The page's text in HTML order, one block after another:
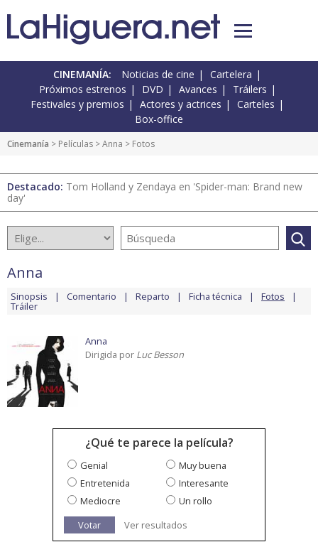
CINEMANÍA: Noticias de cine
Cartelera
Próximos estrenos
DVD Avances
Tráilers
Festivales y premios
Actores y actrices
Carteles
Box-office
Cinemanía > Películas >Anna > Fotos
Destacado: Tom Holland y Zendaya en 'Spider-man: Brand new
day'
Anna
Sinopsis Comentario Reparto Ficha técnica Fotos
Tráiler
Anna
Dirigida por Luc Besson
¿Qué te parece la película?
Genial
Muy buena
Entretenida
Interesante
Mediocre
Un rollo
Votar
Ver resultados